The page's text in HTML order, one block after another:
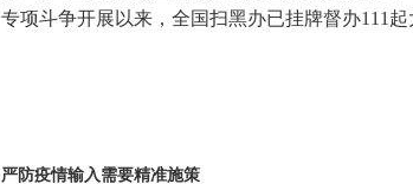
专项斗争开展以来，全国扫黑办已挂牌督办111起
严防疫情输入需要精准施策